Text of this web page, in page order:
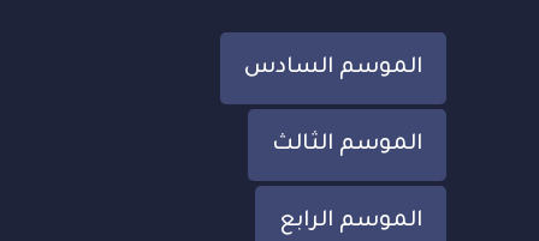
الموسم السادس
الموسم الثالث
الموسم الرابع